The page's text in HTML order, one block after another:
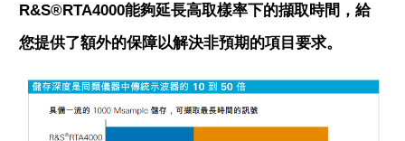
R&S®RTA4000能夠延長高取樣率下的擷取時間，給
您提供了額外的保障以解決非預期的項目要求。